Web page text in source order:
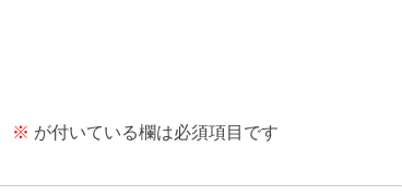
※ が付いている欄は必須項目です